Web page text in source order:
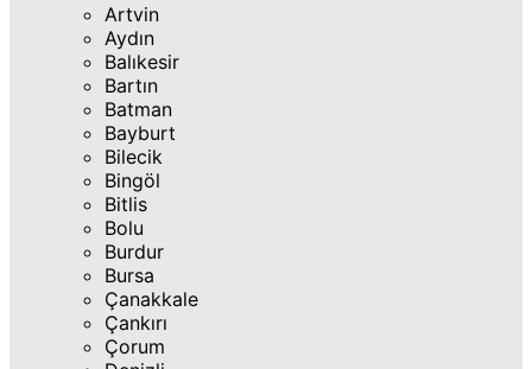
Artvin
Aydın
Balıkesir
Bartın
Batman
Bayburt
Bilecik
Bingöl
Bitlis
Bolu
Burdur
Bursa
Çanakkale
Çankırı
Çorum